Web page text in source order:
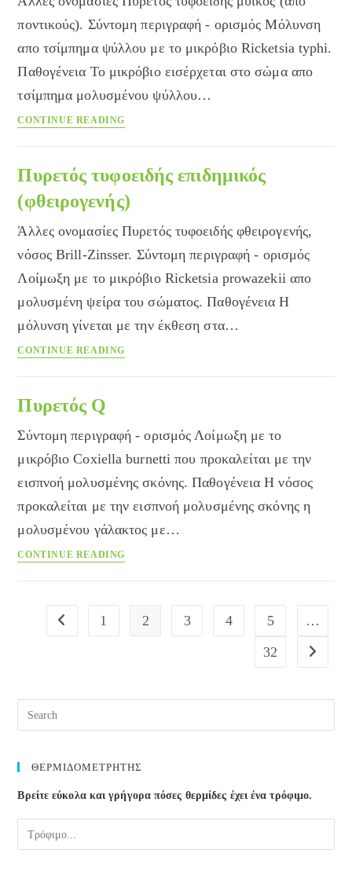
ποντικούς). Σύντομη περιγραφή - ορισμός Μόλυνση
απο τσίμπημα ψύλλου με το μικρόβιο Ricketsia typhi.
Παθογένεια Το μικρόβιο εισέρχεται στο σώμα απο
τσίμπημα μολυσμένου ψύλλου…
CONTINUE READING
(μυϊκός)
Πυρετός τυφοειδής επιδημικός
(φθειρογενής)
Άλλες ονομασίες Πυρετός τυφοειδής φθειρογενής,
νόσος Brill-Zinsser. Σύντομη περιγραφή - ορισμός
Λοίμωξη με το μικρόβιο Ricketsia prowazekii απο
μολυσμένη ψείρα του σώματος. Παθογένεια Η
μόλυνση γίνεται με την έκθεση στα…
CONTINUE READING
Πυρετός Q
Σύντομη περιγραφή - ορισμός Λοίμωξη με το
μικρόβιο Coxiella burnetti που προκαλείται με την
εισπνοή μολυσμένης σκόνης. Παθογένεια Η νόσος
προκαλείται με την εισπνοή μολυσμένης σκόνης η
μολυσμένου γάλακτος με…
CONTINUE READING
Go to the previous page
1 2 3 4 5
…
32
Go to
ΘΕΡΜΙΔΟΜΕΤΡΗΤΗΣ
Βρείτε εύκολα και γρήγορα πόσες θερμίδες έχει ένα τρόφιμο.